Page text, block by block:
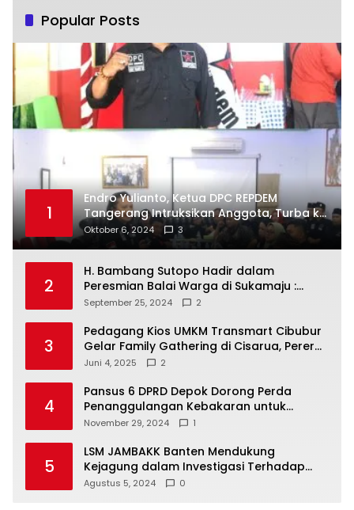
Popular Posts
1
Endro Yulianto, Ketua DPC REPDEM
Tangerang Intruksikan Anggota, Turba ke
Masyarakat Dan Jalani Apa Yang di
Putuskan RAKERCABSUS
Oktober 6, 2024 3
2
H. Bambang Sutopo Hadir dalam
Peresmian Balai Warga di Sukamaju :
Wadah Baru untuk Kolaborasi dan
September 25, 2024 2
3
Pedagang Kios UMKM Transmart Cibubur
Gelar Family Gathering di Cisarua, Pererat
Silaturahmi dan Kekompakan
Juni 4, 2025 2
4
Pansus 6 DPRD Depok Dorong Perda
Penanggulangan Kebakaran untuk
Keselamatan Warga
November 29, 2024 1
5
LSM JAMBAKK Banten Mendukung
Kejagung dalam Investigasi Terhadap
Walikota Bandar Lampung
Agustus 5, 2024 0